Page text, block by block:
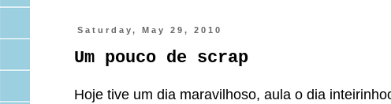
Saturday, May 29, 2010
Um pouco de scrap
Hoje tive um dia maravilhoso, aula o dia